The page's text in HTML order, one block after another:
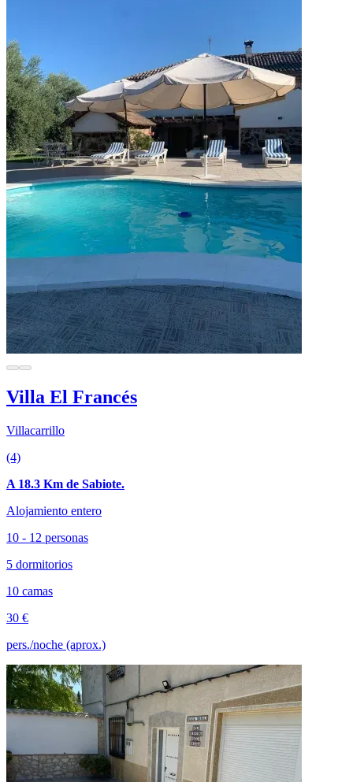
Villa El Francés
Villacarrillo
(4)
A 18.3 Km de Sabiote.
Alojamiento entero
10 - 12 personas
5 dormitorios
10 camas
30 €
pers./noche (aprox.)